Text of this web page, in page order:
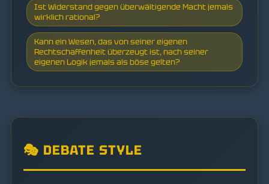
Ist Widerstand gegen überwältigende Macht jemals
wirklich rational?
Kann ein Wesen, das von seiner eigenen
Rechtschaffenheit überzeugt ist, nach seiner
eigenen Logik jemals als böse gelten?
🎭 DEBATE STYLE